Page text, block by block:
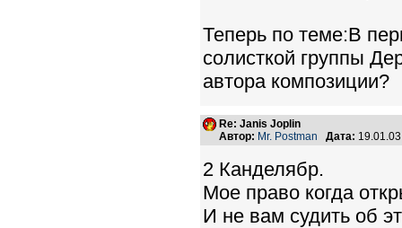
Теперь по теме:В
солисткой группы
автора композиции?
Re: Janis Joplin
Автор: Mr. Postman Дата:
2 Канделябр.
Мое право когда
И не вам судить об